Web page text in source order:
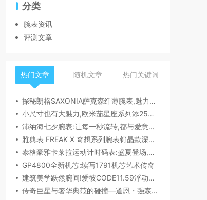
分类
腕表资讯
评测文章
热门文章 随机文章 热门关键词
探秘朗格SAXONIA萨克森纤薄腕表,魅力究竟何在？
小尺寸也有大魅力,欧米茄星座系列添25mm/28mm新作,精致感拉满
沛纳海七夕腕表:让每一秒流转,都与爱意同行
雅典表 FREAK X 奇想系列腕表钌晶款深度解读​
泰格豪雅卡莱拉运动计时码表:盛夏登场,精密机械诠释极速魅力
GP4800全新机芯:续写1791机芯艺术传奇
建筑美学跃然腕间!爱彼CODE11.59浮动陀飞轮镂空表,解锁时间律动新形态
传奇巨星与奢华典范的碰撞—道恩・强森佩戴 Chopard萧邦腕表珠宝亮相威尼斯电影节